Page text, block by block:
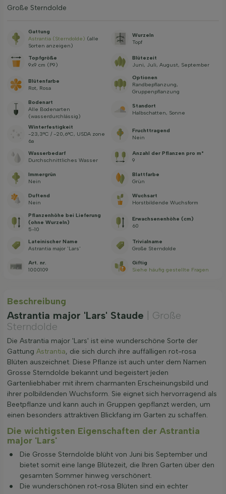
Große Sterndolde
Gattung
Astrantia (Sterndolde) (alle
Sorten anzeigen)
Wurzeln
Topf
Topfgröße
9x9 cm (P9)
Blütezeit
Juni, Juli, August, September
Blütenfarbe
Rot, Rosa
Optionen
Randbepflanzung,
Gruppenpflanzung
Bodenart
Alle Bodenarten
(wasserdurchlässig)
Standort
Halbschatten, Sonne
Winterfestigkeit
-23,3°C / -20,6°C, USDA zone
6a
Fruchttragend
Nein
Wasserbedarf
Durchschnittliches Wasser
Anzahl der Pflanzen pro m²
9
Immergrün
Nein
Blattfarbe
Grün
Duftend
Nein
Wuchsart
Horstbildende Wuchsform
Pflanzenhöhe bei Lieferung
(ohne Wurzeln)
5-10
Erwachsenenhöhe (cm)
60
Lateinischer Name
Astrantia major 'Lars'
Trivialname
Große Sterndolde
Art. nr.
1000109
Giftig
Siehe häufig gestellte Fragen
Beschreibung
Astrantia major 'Lars' Staude
| Große
Sterndolde
Die Astrantia major 'Lars' ist eine wunderschöne Sorte der
Gattung Astrantia, die sich durch ihre auffälligen rot-rosa
Blüten auszeichnet. Diese Pflanze ist auch unter dem Namen
Grosse Sterndolde bekannt und begeistert jeden
Gartenliebhaber mit ihrem charmanten Erscheinungsbild und
ihrer polbildenden Wuchsform. Sie eignet sich hervorragend als
Beetpflanze und kann auch in Gruppen gepflanzt werden, um
einen besonders attraktiven Blickfang im Garten zu schaffen.
Die wichtigsten Eigenschaften der Astrantia
major 'Lars'
Die Grosse Sterndolde blüht von Juni bis September und
bietet somit eine lange Blütezeit, die Ihren Garten über den
gesamten Sommer hinweg verschönert.
Die wunderschönen rot-rosa Blüten sind ein echter